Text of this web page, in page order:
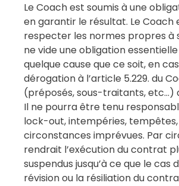
Le Coach est soumis à une
en garantir le résultat. Le Coach
respecter les normes propres à
ne vide une obligation
quelque cause que ce soit, en
dérogation à l’article 5.229. du
(préposés, sous-traitants, etc…)
Il ne pourra être tenu
lock-out, intempéries, tempêtes,
circonstances imprévues. Par
rendrait l’exécution du contrat
suspendus jusqu’à ce que le
révision ou la résiliation du